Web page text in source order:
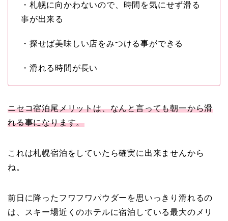
・札幌に向かわないので、時間を気にせず滑る
事が出来る
・探せば美味しい店をみつける事ができる
・滑れる時間が長い
ニセコ宿泊尾メリットは、なんと言っても朝一から滑
れる事になります。
これは札幌宿泊をしていたら確実に出来ませんから
ね。
前日に降ったフワフワパウダーを思いっきり滑れるの
は、スキー場近くのホテルに宿泊している最大のメリ